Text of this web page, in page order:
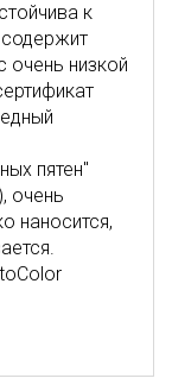
к
очень низкой
пятен"
очень
наносится,